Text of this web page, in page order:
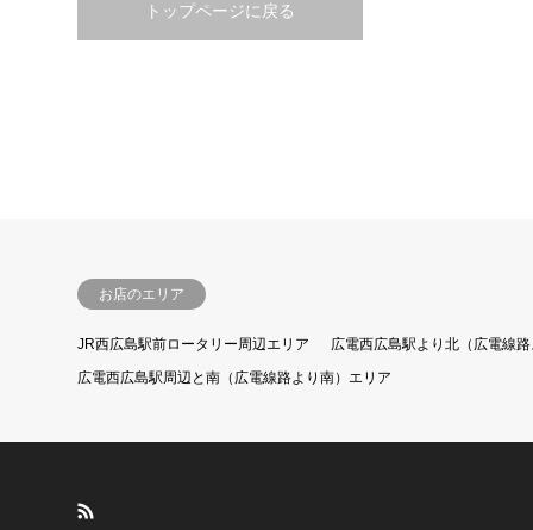
トップページに戻る
お店のエリア
JR西広島駅前ロータリー周辺エリア
広電西広島駅より北（広電線
広電西広島駅周辺と南（広電線路より南）エリア